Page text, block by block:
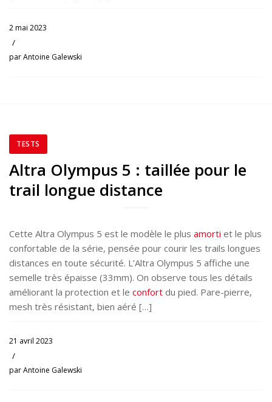
2 mai 2023
/
parAntoine Galewski
TESTS
Altra Olympus 5 : taillée pour le
trail longue distance
Cette Altra Olympus 5 est le modèle le plus amorti et le plus
confortable de la série, pensée pour courir les trails longues
distances en toute sécurité. L’Altra Olympus 5 affiche une
semelle très épaisse (33mm). On observe tous les détails
améliorant la protection et le confort du pied. Pare-pierre,
mesh très résistant, bien aéré […]
21 avril 2023
/
parAntoine Galewski